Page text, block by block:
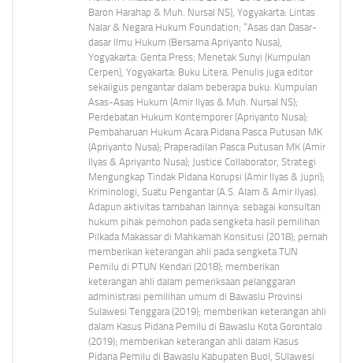
Baron Harahap & Muh. Nursal NS), Yogyakarta: Lintas
Nalar & Negara Hukum Foundation; “Asas dan Dasar-
dasar Ilmu Hukum (Bersama Apriyanto Nusa),
Yogyakarta: Genta Press; Menetak Sunyi (Kumpulan
Cerpen), Yogyakarta: Buku Litera. Penulis juga editor
sekaligus pengantar dalam beberapa buku: Kumpulan
Asas-Asas Hukum (Amir Ilyas & Muh. Nursal NS);
Perdebatan Hukum Kontemporer (Apriyanto Nusa);
Pembaharuan Hukum Acara Pidana Pasca Putusan MK
(Apriyanto Nusa); Praperadilan Pasca Putusan MK (Amir
Ilyas & Apriyanto Nusa); Justice Collaborator, Strategi
Mengungkap Tindak Pidana Korupsi (Amir Ilyas & Jupri);
Kriminologi, Suatu Pengantar (A.S. Alam & Amir Ilyas).
Adapun aktivitas tambahan lainnya: sebagai konsultan
hukum pihak pemohon pada sengketa hasil pemilihan
Pilkada Makassar di Mahkamah Konsitusi (2018); pernah
memberikan keterangan ahli pada sengketa TUN
Pemilu di PTUN Kendari (2018); memberikan
keterangan ahli dalam pemeriksaan pelanggaran
administrasi pemilihan umum di Bawaslu Provinsi
Sulawesi Tenggara (2019); memberikan keterangan ahli
dalam Kasus Pidana Pemilu di Bawaslu Kota Gorontalo
(2019); memberikan keterangan ahli dalam Kasus
Pidana Pemilu di Bawaslu Kabupaten Buol, SUlawesi